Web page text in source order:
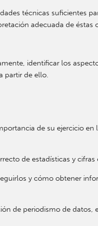
técnicas suficientes
adecuada de
identificar los
partir de ello.
de su ejercicio
de estadísticas y
y cómo obtener
de periodismo de